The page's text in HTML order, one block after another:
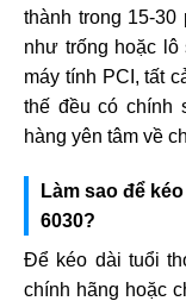
thành trong 15-
như trống hoặc
máy tính PCI, tất
thế đều có chính
hàng yên tâm về
Làm sao để
6030?
Để kéo dài tuổi
chính hãng hoặc